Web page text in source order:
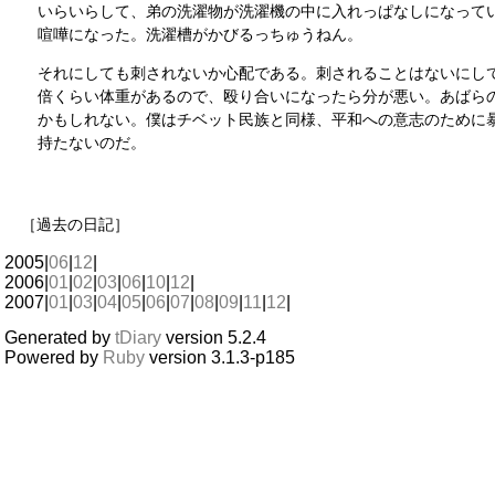
いらいらして、弟の洗濯物が洗濯機の中に入れっぱなしになって
喧嘩になった。洗濯槽がかびるっちゅうねん。
それにしても刺されないか心配である。刺されることはないにし
倍くらい体重があるので、殴り合いになったら分が悪い。あばら
かもしれない。僕はチベット民族と同様、平和への意志のために
持たないのだ。
［過去の日記］
2005|06 12
2006|01 |02 |03 |06 10 12
2007|01 |03 |04 |05 |06 |07 |08 |09 11 12
Generated bytDiary version 5.2.4
Powered by Ruby version 3.1.3-p185